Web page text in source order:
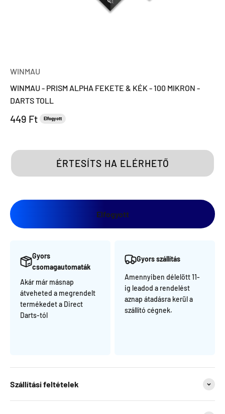
WINMAU
WINMAU - PRISM ALPHA FEKETE & KÉK - 100 MIKRON -
DARTS TOLL
Eladási ár
449 Ft Elfogyott
ÉRTESÍTS HA ELÉRHETŐ
Elfogyott
Gyors
csomagautomaták
Akár már másnap
átveheted a megrendelt
termékedet a Direct
Darts-tól
Gyors szállítás
Amennyiben délelött 11-
ig leadod a rendelést
aznap átadásra kerül a
szállító cégnek.
Szállítási feltételek